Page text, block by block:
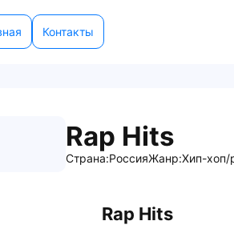
Контакты
Rap Hits
Страна:РоссияЖанр:Хип-хоп/
Rap Hits